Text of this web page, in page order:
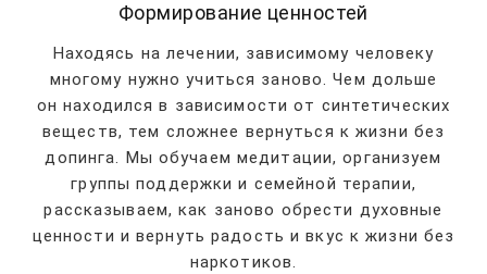
Формирование ценностей
Находясь на лечении, зависимому человеку
многому нужно учиться заново. Чем дольше
он находился в зависимости от синтетических
веществ, тем сложнее вернуться к жизни без
допинга. Мы обучаем медитации, организуем
группы поддержки и семейной терапии,
рассказываем, как заново обрести духовные
ценности и вернуть радость и вкус к жизни без
наркотиков.